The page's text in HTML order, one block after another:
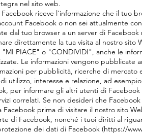
nel sito web.
riceve l'informazione che il tuo
Facebook o non sei attualmente
dal tuo browser a un server di
direttamente la tua visita al nostro
PIACE" o "CONDIVIDI", anche le
Le informazioni vengono pubblicate
per pubblicità, ricerche di
utilizzo, interesse e relazione, ad
per informare gli altri utenti di
correlati. Se non desideri che
prima di visitare il nostro sito
di Facebook, nonché i tuoi diritti al
dei dati di Facebook (https://